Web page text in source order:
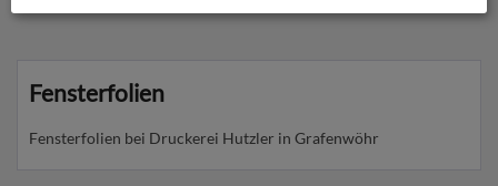
Fensterfolien
Fensterfolien bei Druckerei Hutzler in Grafenwöhr